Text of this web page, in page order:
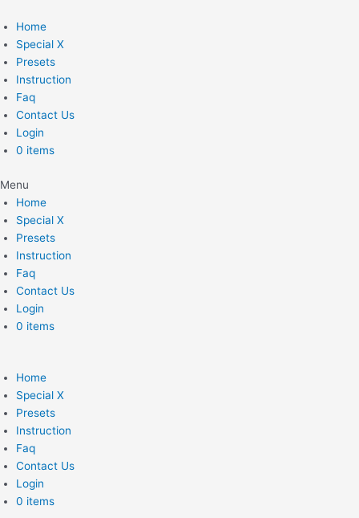
to
content
Home
Special X
Presets
Instruction
Faq
Contact Us
Login
0 items
Menu
Home
Special X
Presets
Instruction
Faq
Contact Us
Login
0 items
Home
Special X
Presets
Instruction
Faq
Contact Us
Login
0 items